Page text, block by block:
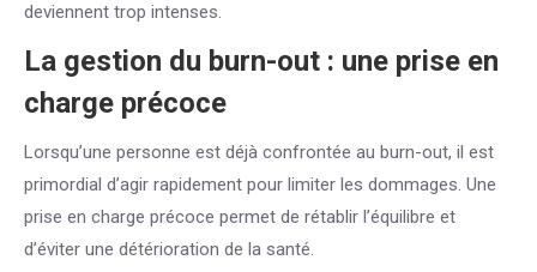
deviennent trop intenses.
La gestion du burn-out : une prise en
charge précoce
Lorsqu’une personne est déjà confrontée au burn-out, il est
primordial d’agir rapidement pour limiter les dommages. Une
prise en charge précoce permet de rétablir l’équilibre et
d’éviter une détérioration de la santé.